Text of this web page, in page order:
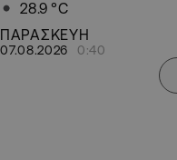
28.9 °C
ΠΑΡΑΣΚΕΥΗ
07.08.2026 0:40